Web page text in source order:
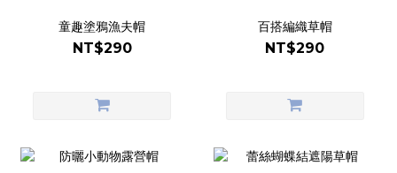
童趣塗鴉漁夫帽
NT$290
百搭編織草帽
NT$290